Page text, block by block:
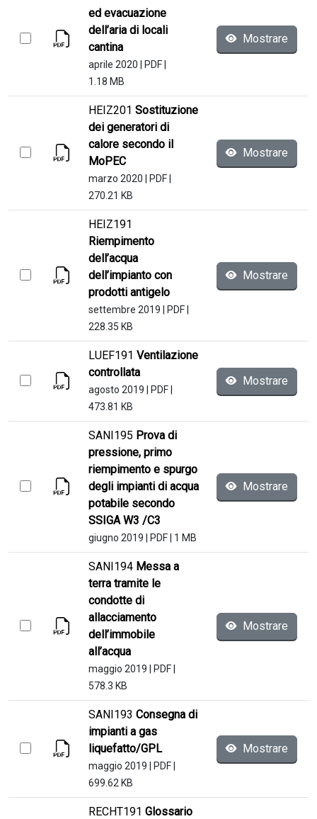
ed evacuazione
dell’aria di locali
cantina
aprile 2020 PDF
1.18 MB
Mostrare
HEIZ201 Sostituzione
dei generatori di
calore secondo il
MoPEC
marzo 2020 PDF
270.21 KB
Mostrare
HEIZ191
Riempimento
dell’acqua
dell’impianto con
prodotti antigelo
settembre 2019 PDF
228.35 KB
Mostrare
LUEF191 Ventilazione
controllata
agosto 2019 PDF
473.81 KB
Mostrare
SANI195 Prova di
pressione, primo
riempimento e spurgo
degli impianti di acqua
potabile secondo
SSIGA W3 /C3
giugno 2019 PDF 1 MB
Mostrare
SANI194 Messa a
terra tramite le
condotte di
allacciamento
dell’immobile
all’acqua
maggio 2019 PDF
578.3 KB
Mostrare
SANI193 Consegna di
impianti a gas
liquefatto/GPL
maggio 2019 PDF
699.62 KB
Mostrare
RECHT191 Glossario